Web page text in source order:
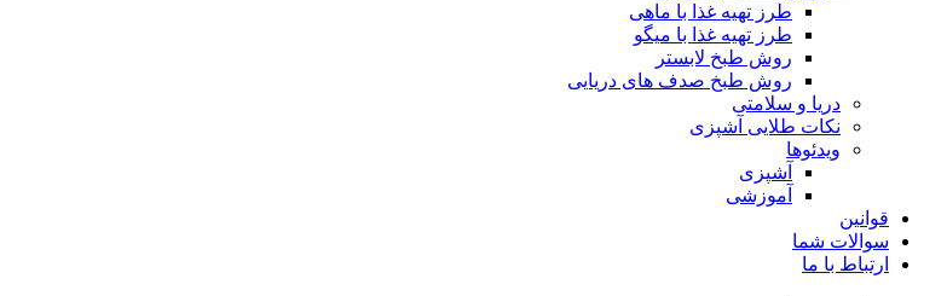
طرز تهیه غذا با ماهی
طرز تهیه غذا با میگو
روش طبخ لابستر
روش طبخ صدف های دریایی
دریا و سلامتی
نکات طلایی آشپزی
ویدئوها
آشپزی
آموزشی
قوانین
سوالات شما
ارتباط با ما